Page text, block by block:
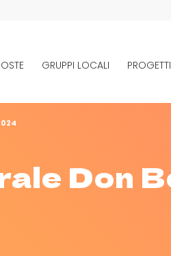
GRUPPI LOCALI PROGETTI
Don